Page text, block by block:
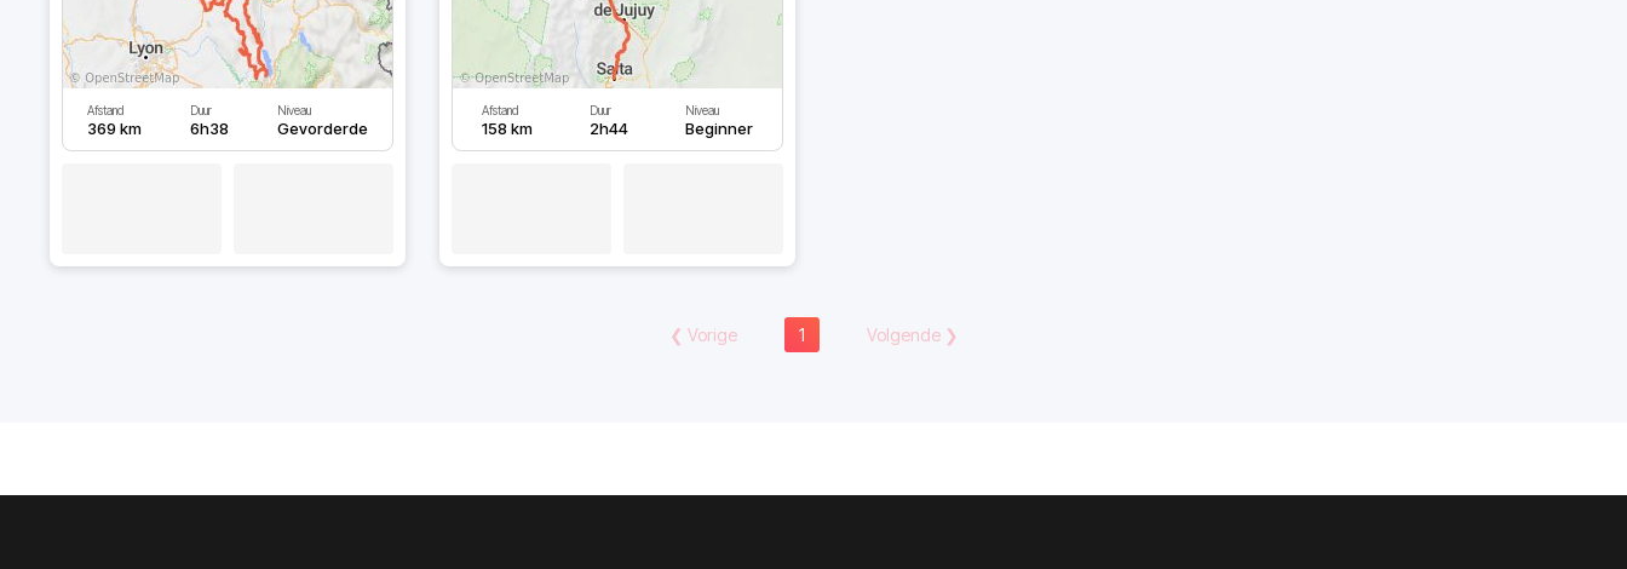
Afstand
369 km
Duur
6h38
Niveau
Gevorderde
Afstand
158 km
Duur
2h44
Niveau
Beginner
❮ Vorige 1 Volgende❯